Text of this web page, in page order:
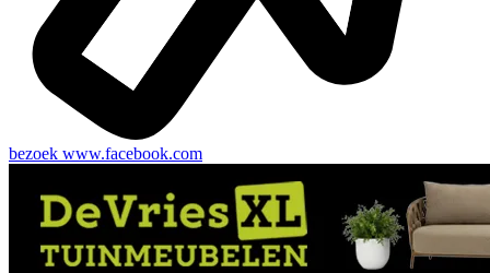
bezoek www.facebook.com